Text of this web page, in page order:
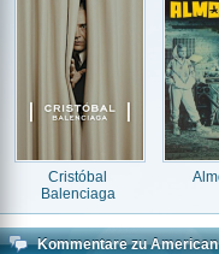
Cristóbal
Balenciaga
Kommentare zu